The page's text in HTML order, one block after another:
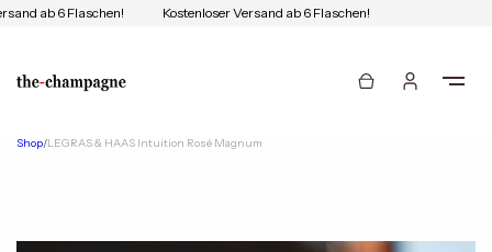
ab 6 Flaschen! Kostenloser Versand ab 6 Flaschen!
Shop/LEGRAS & HAAS Intuition Rosé Magnum